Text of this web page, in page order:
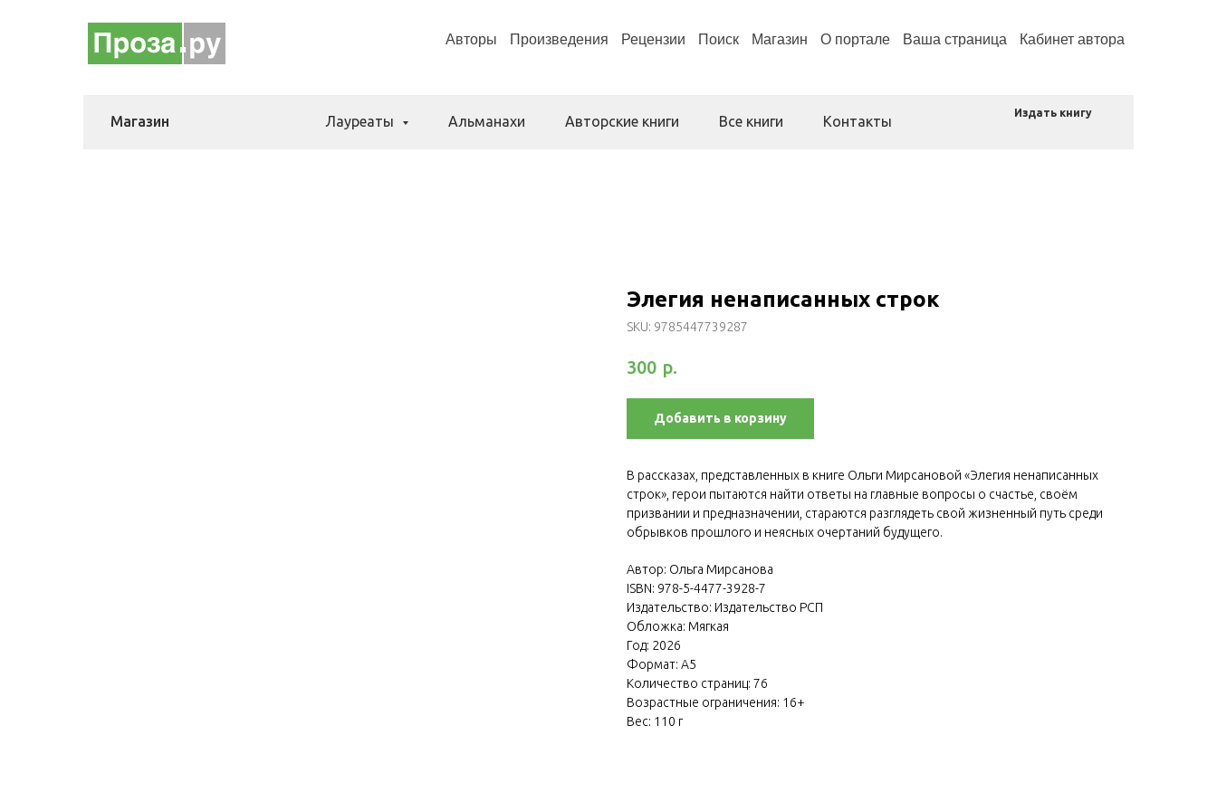
Авторы Произведения Рецензии Поиск Магазин О портале Ваша страница Кабинет автора
Магазин Лауреаты Альманахи Авторские книги Все книги Контакты
Издать книгу
Элегия ненаписанных строк
SKU: 9785447739287
300 р.
Добавить в корзину
В рассказах, представленных в книге Ольги Мирсановой «Элегия ненаписанных
строк», герои пытаются найти ответы на главные вопросы о счастье, своём
призвании и предназначении, стараются разглядеть свой жизненный путь среди
обрывков прошлого и неясных очертаний будущего.
Автор: Ольга Мирсанова
ISBN: 978-5-4477-3928-7
Издательство: Издательство РСП
Обложка: Мягкая
Год: 2026
Формат: А5
Количество страниц: 76
Возрастные ограничения: 16+
Вес: 110 г